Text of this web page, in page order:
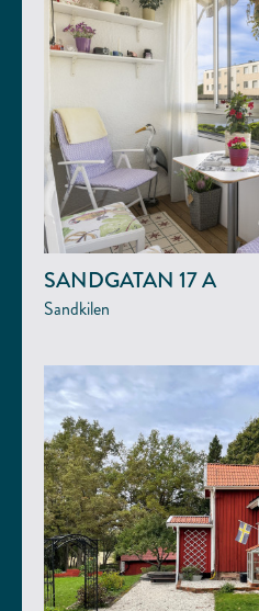
SANDGATAN 17 A
Sandkilen